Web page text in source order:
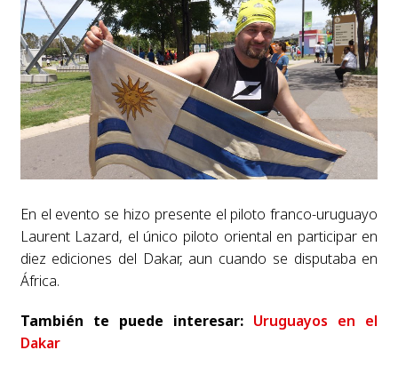
En el evento se hizo presente el piloto franco-uruguayo
Laurent Lazard, el único piloto oriental en participar en
diez ediciones del Dakar, aun cuando se disputaba en
África.
También te puede interesar: Uruguayos en el
Dakar